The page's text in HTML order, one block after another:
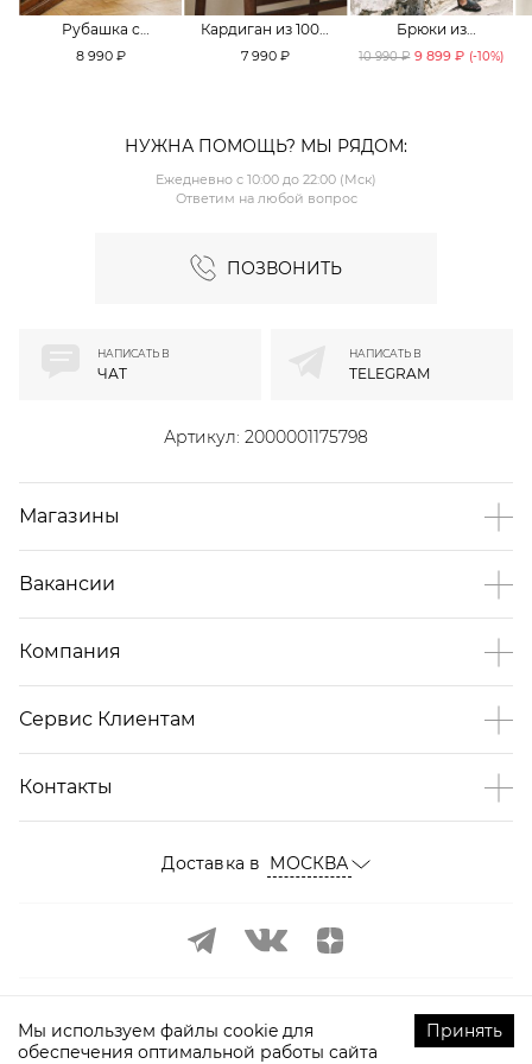
Рубашка с
принтом «клетка»
8 990 ₽
Кардиган из 100%
хлопка TOPTOP
7 990 ₽
Брюки из
смесового хлопка
10 990 ₽ 9 899 ₽ (-10%)
НУЖНА ПОМОЩЬ? МЫ РЯДОМ:
ПОЗВОНИТЬ
Ежедневно с 10:00 до 22:00 (Мск)
Ответим на любой вопрос
Артикул: 2000001175798
НАПИСАТЬ В
ЧАТ
НАПИСАТЬ В
TELEGRAM
Магазины
Вакансии
Компания
Сервис Клиентам
Контакты
Доставка в МОСКВА
Мы используем файлы cookie для
обеспечения оптимальной работы сайта
Принять